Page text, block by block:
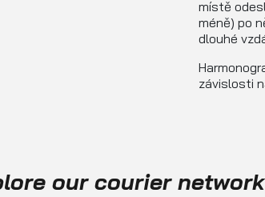
místě
méně) po
dlouhé
závislosti
our courier network